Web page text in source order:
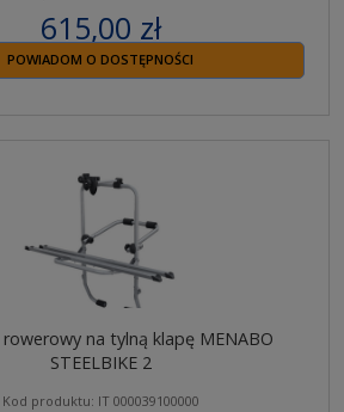
615,00 zł
zawiera 23% VAT
POWIADOM O DOSTĘPNOŚCI
rowerowy na tylną klapę MENABO
STEELBIKE 2
Kod produktu: IT 000039100000